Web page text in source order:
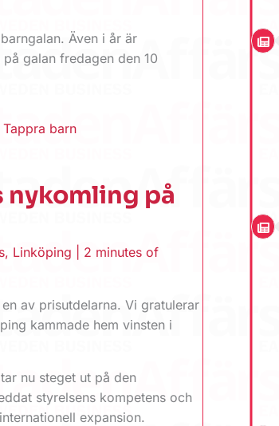
Även i år är
galan fredagen den 10
Tappra barn
på
, Linköping
2 minutes of
av prisutdelarna. Vi gratulerar
kammade hem vinsten i
nu steget ut på den
styrelsens kompetens och
expansion.